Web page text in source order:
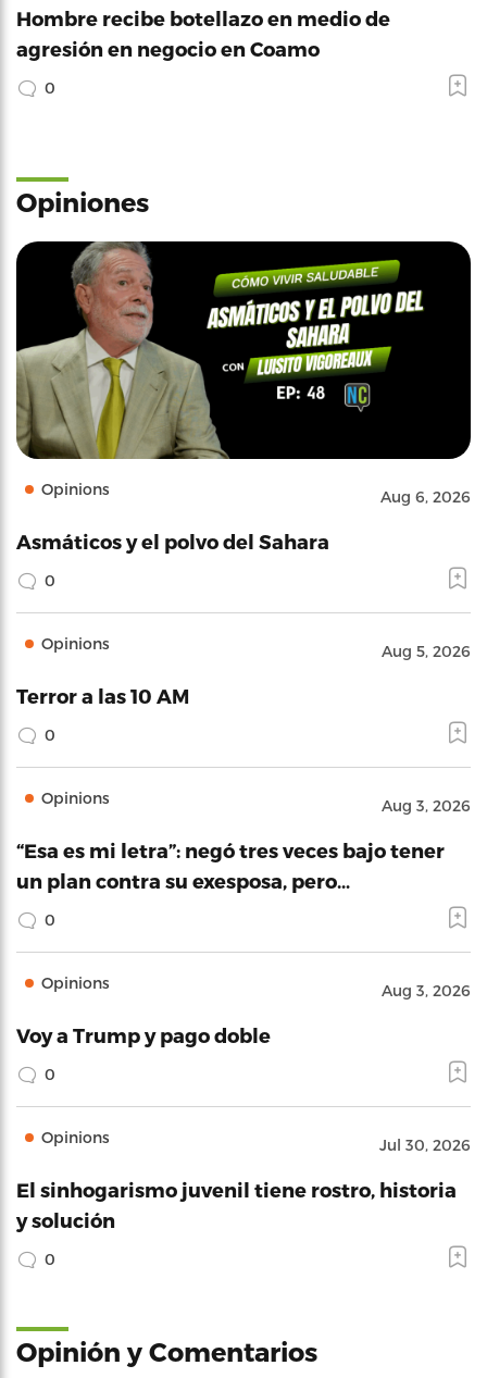
Hombre recibe botellazo en medio de
agresión en negocio en Coamo
0
Opiniones
Opinions Aug 6, 2026
Asmáticos y el polvo del Sahara
0
Opinions Aug 5, 2026
Terror a las 10 AM
0
Opinions Aug 3, 2026
“Esa es mi letra”: negó tres veces bajo tener
un plan contra su exesposa, pero…
0
Opinions Aug 3, 2026
Voy a Trump y pago doble
0
Opinions Jul 30, 2026
El sinhogarismo juvenil tiene rostro, historia
y solución
0
Opinión y Comentarios